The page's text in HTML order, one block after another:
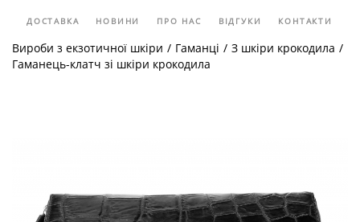
ДОСТАВКА НОВИНИ ПРО НАС ВІДГУКИ КОНТАКТИ
Вироби з екзотичної шкіри / Гаманці / З шкіри крокодила /
Гаманець-клатч зі шкіри крокодила